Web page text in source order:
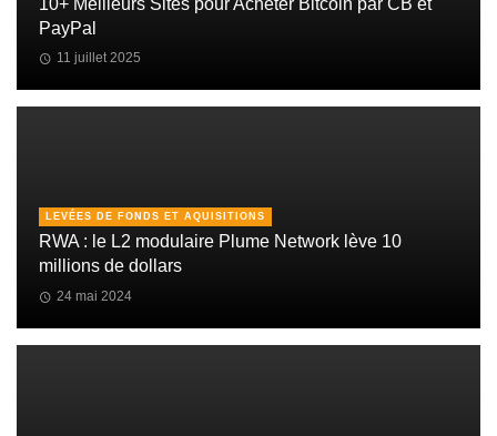
PayPal
11 juillet 2025
LEVÉES DE FONDS ET AQUISITIONS
RWA : le L2 modulaire Plume Network lève 10
millions de dollars
24 mai 2024